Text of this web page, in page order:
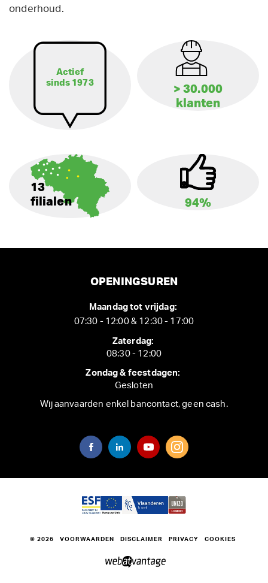
onderhoud.
Actief
sinds 1973
> 30.000
klanten
13
filialen
94%
OPENINGSUREN
Maandag tot vrijdag:
07:30 - 12:00 & 12:30 - 17:00
Zaterdag:
08:30 - 12:00
Zondag & feestdagen:
Gesloten
Wij aanvaarden enkel bancontact, geen cash.
© 2026 VOORWAARDEN DISCLAIMER PRIVACY COOKIES